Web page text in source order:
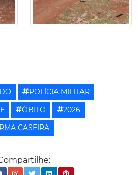
POLÍCIA MILITAR
ÓBITO
2026
CASEIRA